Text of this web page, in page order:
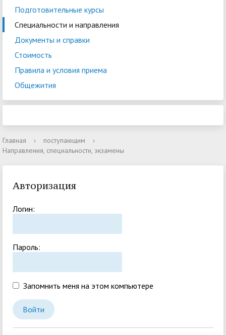
Подготовительные курсы
Специальности и направления
Документы и справки
Стоимость
Правила и условия приема
Общежития
Главная › поступающим
›
Направления, специальности, экзамены
Авторизация
Логин:
Пароль:
Запомнить меня на этом компьютере